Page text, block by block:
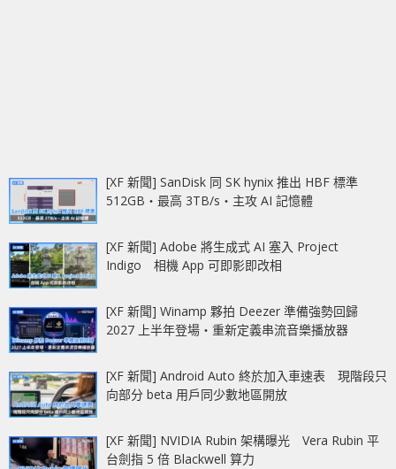
[XF 新聞] SanDisk 同 SK hynix 推出 HBF 標準
512GB‧最高 3TB/s‧主攻 AI 記憶體
[XF 新聞] Adobe 將生成式 AI 塞入 Project
Indigo 相機 App 可即影即改相
[XF 新聞] Winamp 夥拍 Deezer 準備強勢回歸
2027 上半年登場‧重新定義串流音樂播放器
[XF 新聞] Android Auto 終於加入車速表 現階段只
向部分 beta 用戶同少數地區開放
[XF 新聞] NVIDIA Rubin 架構曝光 Vera Rubin 平
台劍指 5 倍 Blackwell 算力